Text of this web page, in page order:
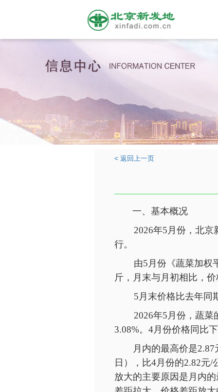
< 返回上一页
一、基本概况
2026年5月份，北
行。
由5月份《蔬菜加权
斤，月末与月初相比，
5月末价格比去年同
2026年5月份，蔬菜
3.08%。4月份价格同比
月内的最高价是2.87
日），比4月份的2.82元
放大的主要原因是月内